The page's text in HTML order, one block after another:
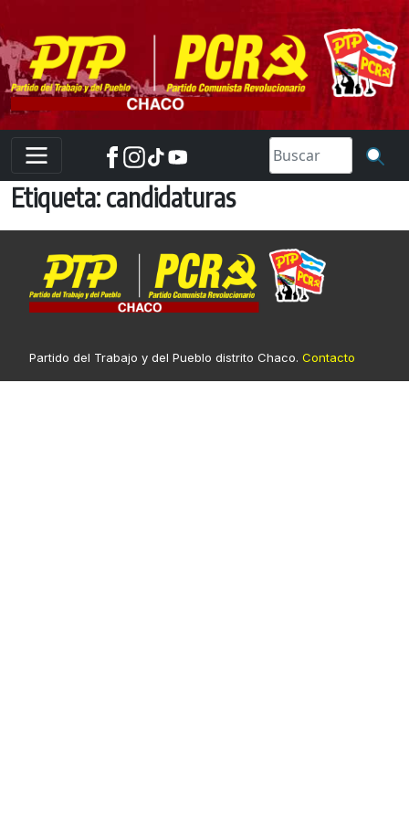
to
content
Etiqueta:candidaturas
Partido del Trabajo y del Pueblo distrito Chaco. Contacto